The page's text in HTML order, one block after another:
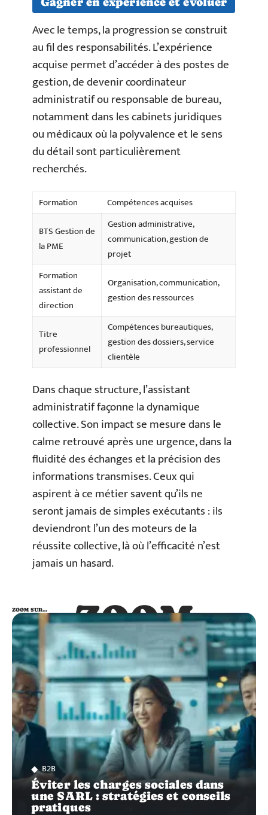
Avec le temps, la progression se construit
au fil des responsabilités. L’expérience
acquise permet d’accéder à des postes de
gestion, de devenir coordinateur
administratif ou responsable de bureau,
notamment dans les cabinets juridiques
ou médicaux où la polyvalence et le sens
du détail sont particulièrement
recherchés.
Formation
Compétences acquises
BTS Gestion de
la PME
Gestion administrative,
communication, gestion de
projet
Formation
assistant de
direction
Organisation, communication,
gestion des ressources
Titre
professionnel
Compétences bureautiques,
gestion des dossiers, service
clientèle
Dans chaque structure, l’assistant
administratif façonne la dynamique
collective. Son impact se mesure dans le
calme retrouvé après une urgence, dans la
fluidité des échanges et la précision des
informations transmises. Ceux qui
aspirent à ce métier savent qu’ils ne
seront jamais de simples exécutants : ils
deviendront l’un des moteurs de la
réussite collective, là où l’efficacité n’est
jamais un hasard.
ZOOM
SUR…
ZOOM SUR…
B2B
Éviter les charges sociales dans
une SARL : stratégies et conseils
pratiques